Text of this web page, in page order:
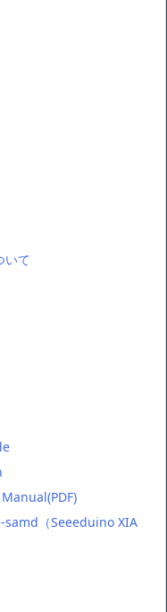
いて
（Seeeduino XIA